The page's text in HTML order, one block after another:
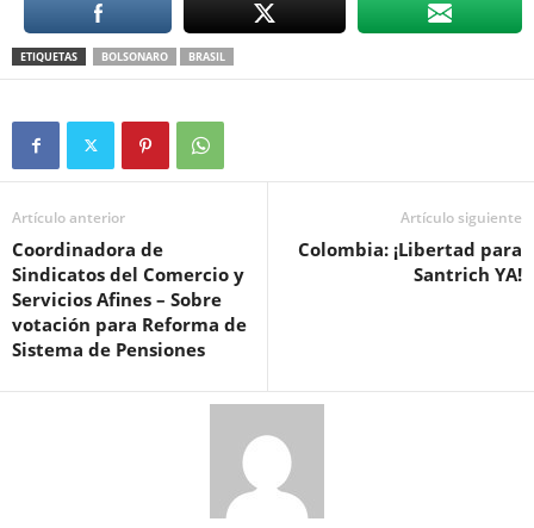
ETIQUETAS BOLSONARO BRASIL
Artículo anterior
Coordinadora de
Sindicatos del Comercio y
Servicios Afines – Sobre
votación para Reforma de
Sistema de Pensiones
Artículo siguiente
Colombia: ¡Libertad para
Santrich YA!